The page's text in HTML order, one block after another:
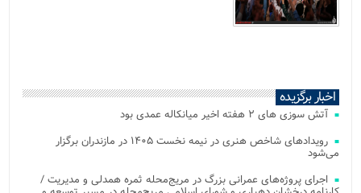
اخبار برگزیده
آتش‌ سوزی‌ های ۲ هفته اخیر میانکاله عمدی بود
رویدادهای شاخص هنری در نیمه نخست ۱۴۰۵ در مازندران برگزار
می‌شود
اجرای پروژه‌های عمرانی بزرگ در مریج‌محله ثمره همدلی و مدیریت /